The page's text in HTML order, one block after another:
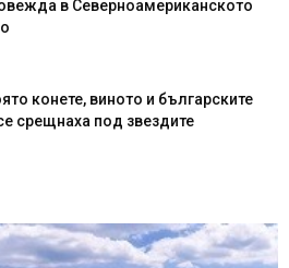
в Северноамериканското
конете, виното и българските
срещнаха под звездите